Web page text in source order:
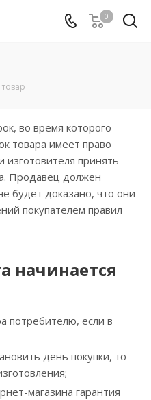
0
во время которого
товара имеет право
изготовителя принять
Продавец должен
будет доказано, что они
покупателем правил
начинается
потребителю, если в
день покупки, то
магазина гарантия